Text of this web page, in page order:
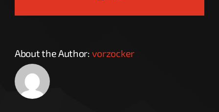
About the Author: vorzocker